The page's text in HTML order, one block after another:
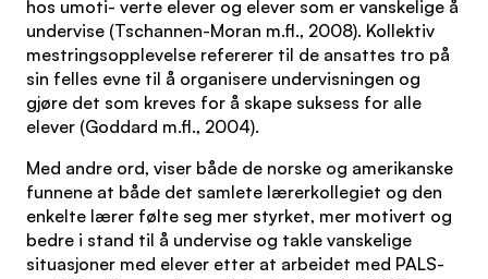
hos umoti- verte elever og elever som er vanskelige å
undervise (Tschannen-Moran m.fl., 2008). Kollektiv
mestringsopplevelse refererer til de ansattes tro på
sin felles evne til å organisere undervisningen og
gjøre det som kreves for å skape suksess for alle
elever (Goddard m.fl., 2004).
Med andre ord, viser både de norske og amerikanske
funnene at både det samlete lærerkollegiet og den
enkelte lærer følte seg mer styrket, mer motivert og
bedre i stand til å undervise og takle vanskelige
situasjoner med elever etter at arbeidet med PALS-